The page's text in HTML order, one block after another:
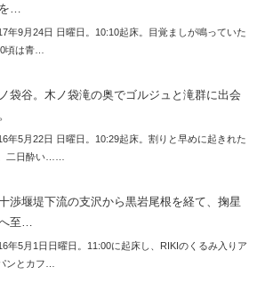
…
年9月24日 日曜日。10:10起床。目覚ましが鳴っていた
頃は青…
袋谷。木ノ袋滝の奥でゴルジュと滝群に出会
年5月22日 日曜日。10:29起床。割りと早めに起きれた
二日酔い……
渉堰堤下流の支沢から黒岩尾根を経て、掬星
至…
年5月1日日曜日。11:00に起床し、RIKIのくるみ入りア
ンとカフ…